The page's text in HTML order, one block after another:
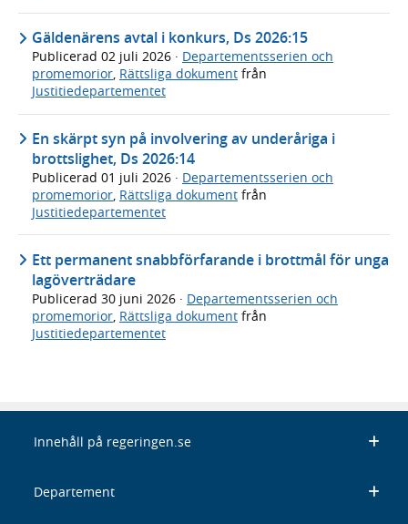
Gäldenärens avtal i konkurs, Ds 2026:15
Publicerad 02 juli 2026 · Departementsserien och
promemorior, Rättsliga dokument från
Justitiedepartementet
En skärpt syn på involvering av underåriga i
brottslighet, Ds 2026:14
Publicerad 01 juli 2026 · Departementsserien och
promemorior, Rättsliga dokument från
Justitiedepartementet
Ett permanent snabbförfarande i brottmål för unga
lagöverträdare
Publicerad 30 juni 2026 · Departementsserien och
promemorior Rättsliga dokument från
Justitiedepartementet
Innehåll på regeringen.se
Departement